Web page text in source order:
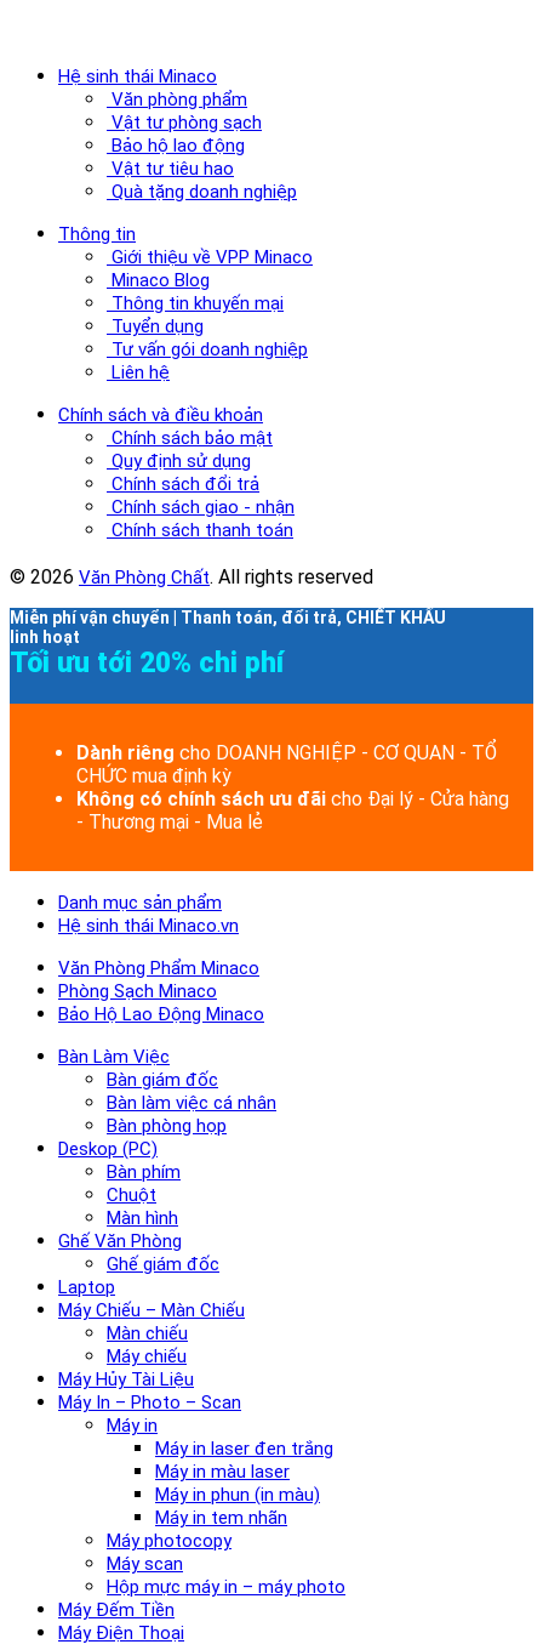
Hệ sinh thái Minaco
Văn phòng phẩm
Vật tư phòng sạch
Bảo hộ lao động
Vật tư tiêu hao
Quà tặng doanh nghiệp
Thông tin
Giới thiệu về VPP Minaco
Minaco Blog
Thông tin khuyến mại
Tuyển dụng
Tư vấn gói doanh nghiệp
Liên hệ
Chính sách và điều khoản
Chính sách bảo mật
Quy định sử dụng
Chính sách đổi trả
Chính sách giao - nhận
Chính sách thanh toán
© 2026 Văn Phòng Chất. All rights reserved
Miễn phí vận chuyển | Thanh toán, đổi trả, CHIẾT KHẤU
linh hoạt
Tối ưu tới 20% chi phí
Dành riêng cho DOANH NGHIỆP - CƠ QUAN - TỔ
CHỨC mua định kỳ
Không có chính sách ưu đãi cho Đại lý - Cửa hàng
- Thương mại - Mua lẻ
Danh mục sản phẩm
Hệ sinh thái Minaco.vn
Văn Phòng Phẩm Minaco
Phòng Sạch Minaco
Bảo Hộ Lao Động Minaco
Bàn Làm Việc
Bàn giám đốc
Bàn làm việc cá nhân
Bàn phòng họp
Deskop (PC)
Bàn phím
Chuột
Màn hình
Ghế Văn Phòng
Ghế giám đốc
Laptop
Máy Chiếu – Màn Chiếu
Màn chiếu
Máy chiếu
Máy Hủy Tài Liệu
Máy In – Photo – Scan
Máy in
Máy in laser đen trắng
Máy in màu laser
Máy in phun (in màu)
Máy in tem nhãn
Máy photocopy
Máy scan
Hộp mực máy in – máy photo
Máy Đếm Tiền
Máy Điện Thoại